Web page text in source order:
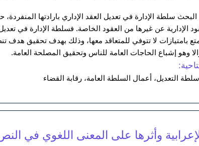
سلطة الإدارة في تعديل العقد الإداري بارادتها
الإدارية عن غيرها من العقود الخاصة. فسلطة الإدارة في
بامتيازات لا تتوفي للمتعاقد معها، وذلك بهدف تحقيق هدف
وهو إشباع الحاجات العامة للناس وتحقيق المصلحة العامة.
سلطة التعديل، أعمال السلطة العامة، رقابة القضاء
وأثرها على المعنى اللغوي في